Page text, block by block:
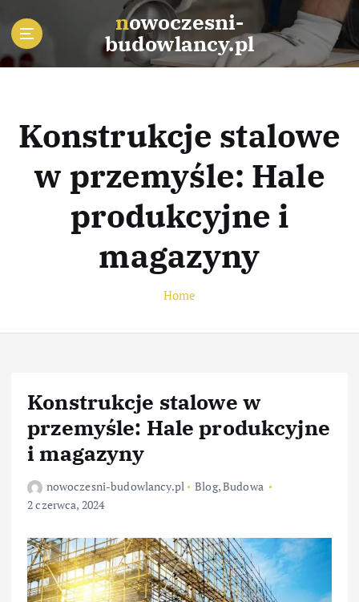
p
nowoczesni-
budowlancy.pl
Konstrukcje stalowe
w przemyśle: Hale
produkcyjne i
magazyny
Home
Konstrukcje stalowe w
przemyśle: Hale produkcyjne
i magazyny
nowoczesni-budowlancy.pl Blog,Budowa
2 czerwca, 2024